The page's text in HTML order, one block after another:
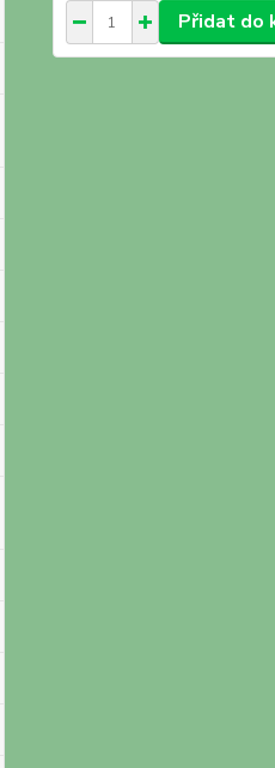
Přidat do